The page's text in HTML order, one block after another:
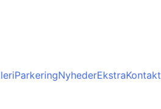
ParkeringNyhederEkstraKontakt